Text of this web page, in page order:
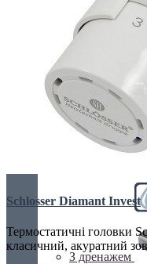
Електричні
З дренажем
Schlosser Diamant Invest
Термостатичні головки
класичний, акуратний